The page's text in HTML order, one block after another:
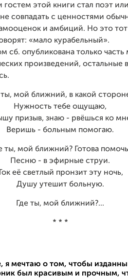
гостем этой книги стал поэт
совпадать с ценностями
и амбиций. Но это тот
«мало курабельный».
сб. опубликована только часть
произведений, остальные
ты, мой ближний, в какой
Нужность тебе ощущаю,
призыв, знаю - рвёшься ко
Веришь - больным помогаю.
ты, мой ближний? Готова
Песню - в эфирные струи.
Ток её светлый пронзит эту ночь,
Душу утешит больную.
Где ты, мой ближний?...
* * *
я мечтаю о том, чтобы
был красивым и прочным,